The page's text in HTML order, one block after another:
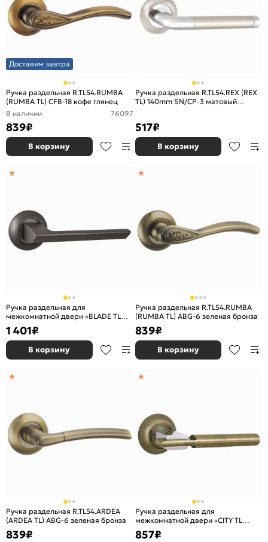
Доставим завтра
Ручка раздельная R.TL54.RUMBA
(RUMBA TL) CFB-18 кофе глянец
В наличии
76097
839₽
В корзину
Ручка раздельная R.TL54.REX (REX
TL) 140mm SN/CP-3 матовый
517₽
В корзину
Ручка раздельная для
межкомнатной двери «BLADE TL
GR-23» Графит
1 401₽
В корзину
Ручка раздельная R.TL54.RUMBA
(RUMBA TL) ABG-6 зеленая бронза
839₽
В корзину
Ручка раздельная R.TL54.ARDEA
(ARDEA TL) ABG-6 зеленая бронза
839₽
Ручка раздельная для
межкомнатной двери «CITY TL
ABG/CP-6» Зеленая бронза/хром
857₽